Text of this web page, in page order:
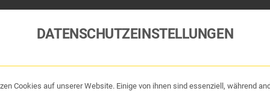
DATENSCHUTZEINSTELLUNGEN
Cookies auf unserer Website. Einige von ihnen sind essenziell, während